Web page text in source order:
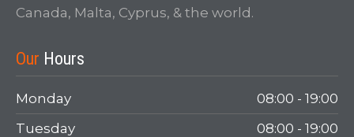
Canada, Malta, Cyprus, & the world.
Our Hours
Monday
08:00 - 19:00
Tuesday
08:00 - 19:00